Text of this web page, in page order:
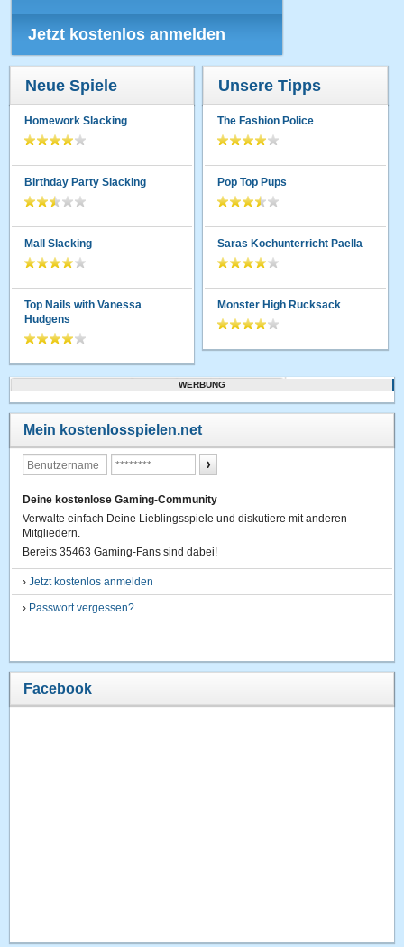
Jetzt kostenlos anmelden
Neue Spiele
Homework Slacking
Birthday Party Slacking
Mall Slacking
Top Nails with Vanessa
Hudgens
Unsere Tipps
The Fashion Police
Pop Top Pups
Saras Kochunterricht Paella
Monster High Rucksack
WERBUNG
Mein kostenlosspielen.net
Deine kostenlose Gaming-Community
Verwalte einfach Deine Lieblingsspiele und diskutiere mit anderen
Mitgliedern.
Bereits 35463 Gaming-Fans sind dabei!
›Jetzt kostenlos anmelden
› Passwort vergessen?
Facebook